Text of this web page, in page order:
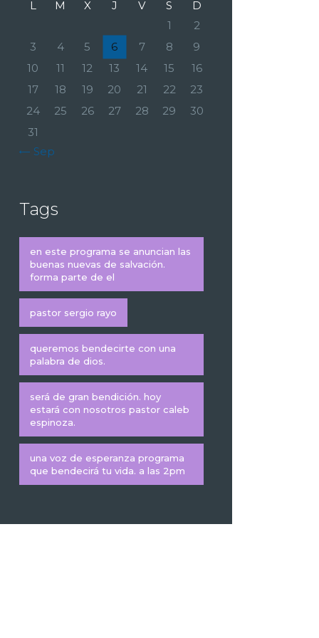
L
M X J V S
D
1
2
3
4 5 6 7 8
9
10
11 12 13 14 15
16
17
18 19 20 21 22
23
24
25 26 27 28 29
30
31
« Sep
Tags
en este programa se anuncian las
buenas nuevas de salvación.
forma parte de el
pastor sergio rayo
queremos bendecirte con una
palabra de dios.
será de gran bendición. hoy
estará con nosotros pastor caleb
espinoza.
una voz de esperanza programa
que bendecirá tu vida. a las 2pm